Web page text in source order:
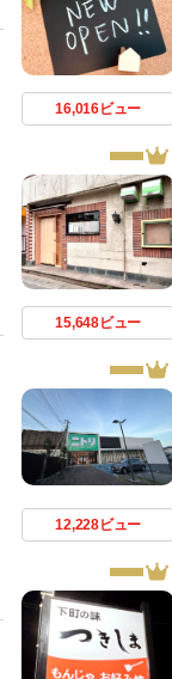
16,016ビュー
15,648ビュー
12,228ビュー